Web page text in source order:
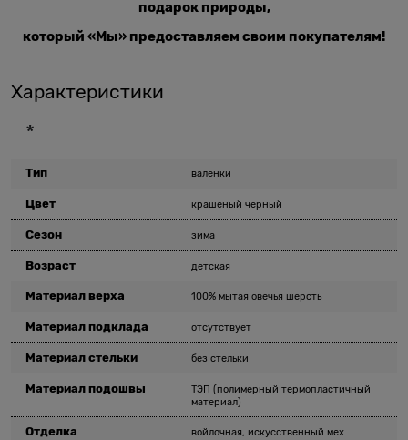
подарок природы,
который «Мы» предоставляем своим покупателям!
Характеристики
*
Тип валенки
Цвет крашеный черный
Сезон зима
Возраст детская
Материал верха 100% мытая овечья шерсть
Материал подклада отсутствует
Материал стельки без стельки
Материал подошвы
ТЭП (полимерный термопластичный
материал)
Отделка войлочная, искусственный мех